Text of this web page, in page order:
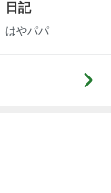
日記
はやパパ